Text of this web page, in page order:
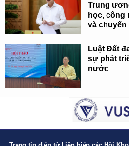
Trung
học, công
và chuyển
Luật Đất
sự phát
nước